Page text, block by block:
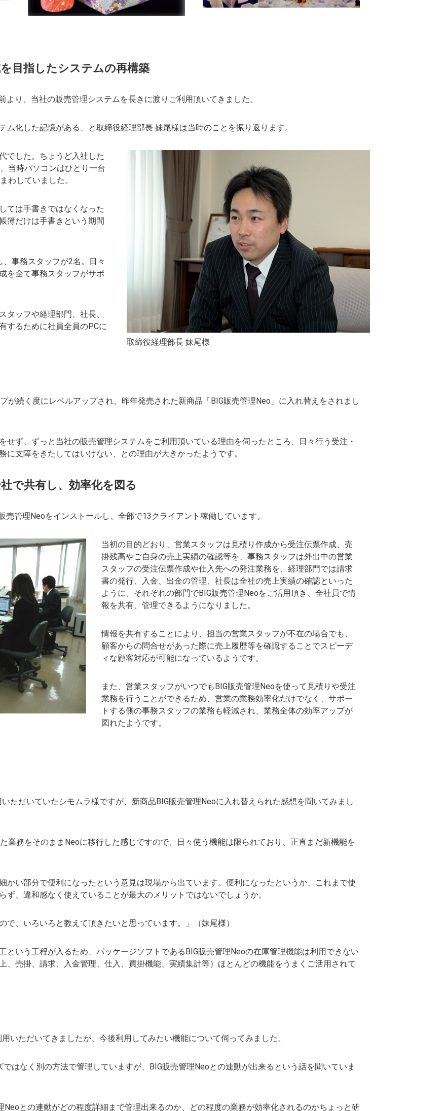
目指したシステムの再構築
より、当社の販売管理システムを長きに渡りご利用頂いてきました。
ム化した記憶がある、と取締役経理部長 妹尾様は当時のことを振り返ります。
取締役経理部長 妹尾様
でした。ちょうど入社した
当時パソコンはひとり一台
わしていました。
ては手書きではなくなった
簿だけは手書きという期間
事務スタッフが2名。日々
を全て事務スタッフがサポ
タッフや経理部門、社長、
するために社員全員のPCに
が続く度にレベルアップされ、昨年発売された新商品「BIG販売管理Neo」に入れ替えをされまし
せず、ずっと当社の販売管理システムをご利用頂いている理由を伺ったところ、日々行う受注・
支障をきたしてはいけない、との理由が大きかったようです。
で共有し、効率化を図る
売管理Neoをインストールし、全部で13クライアント稼働しています。
当初の目的どおり、営業スタッフは見積り作成から受注伝票作成、売
掛残高やご自身の売上実績の確認等を、事務スタッフは外出中の営業
スタッフの受注伝票作成や仕入先への発注業務を、経理部門では請求
書の発行、入金、出金の管理、社長は全社の売上実績の確認といった
ように、それぞれの部門でBIG販売管理Neoをご活用頂き、全社員で情
報を共有、管理できるようになりました。
情報を共有することにより、担当の営業スタッフが不在の場合でも、
顧客からの問合せがあった際に売上履歴等を確認することでスピーデ
ィな顧客対応が可能になっているようです。
また、営業スタッフがいつでもBIG販売管理Neoを使って見積りや受注
業務を行うことができるため、営業の業務効率化だけでなく、サポー
トする側の事務スタッフの業務も軽減され、業務全体の効率アップが
図れたようです。
ただいていたシモムラ様ですが、新商品BIG販売管理Neoに入れ替えられた感想を聞いてみまし
業務をそのままNeoに移行した感じですので、日々使う機能は限られており、正直まだ新機能を
かい部分で便利になったという意見は現場から出ています。便利になったというか、これまで使
ず、違和感なく使えていることが最大のメリットではないでしょうか。
で、いろいろと教えて頂きたいと思っています。」（妹尾様）
という工程が入るため、パッケージソフトであるBIG販売管理Neoの在庫管理機能は利用できない
、売掛、請求、入金管理、仕入、買掛機能、実績集計等）ほとんどの機能をうまくご活用されて
いただいてきましたが、今後利用してみたい機能について伺ってみました。
ではなく別の方法で管理していますが、BIG販売管理Neoとの連動が出来るという話を聞いていま
Neoとの連動がどの程度詳細まで管理出来るのか、どの程度の業務が効率化されるのかちょっと研